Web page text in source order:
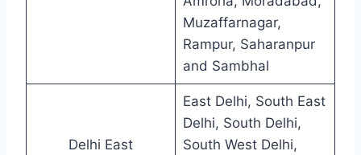
Muzaffarnagar,
Rampur, Saharanpur
and Sambhal
Delhi East
East Delhi, South East
Delhi, South Delhi,
South West Delhi,